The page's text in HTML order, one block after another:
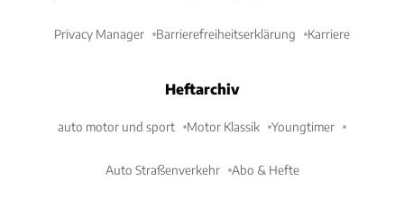
Privacy Manager Barrierefreiheitserklärung Karriere
Heftarchiv
auto motor und sport Motor Klassik Youngtimer
Auto Straßenverkehr Abo & Hefte